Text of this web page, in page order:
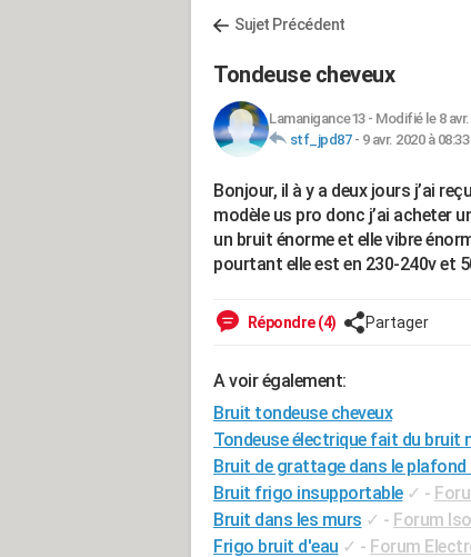
Sujet Précédent
Tondeuse cheveux
Lamanigance13- Modifié le 8
stf_jpd87- 9 avr. 2020 à 08:33
Bonjour, il à y a deux jours j’ai
modèle us pro donc j’ai acheter
un bruit énorme et elle vibre
pourtant elle est en 230-240v et
Répondre (4) Partager
A voir également:
Bruit tondeuse cheveux
Tondeuse électrique fait du bruit
Bruit de grattage dans le plafond
Bruit frigo insupportable ✓ -
Bruit dans les murs ✓ - Forum
Frigo bruit d'eau ✓ - Forum